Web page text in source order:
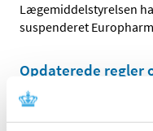
Lægemiddelstyrelsen
suspenderet
Opdaterede regler